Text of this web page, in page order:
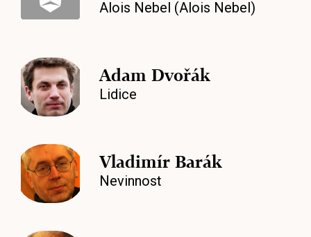
Alois Nebel (Alois Nebel)
Adam Dvořák
Lidice
Vladimír Barák
Nevinnost